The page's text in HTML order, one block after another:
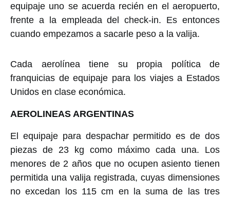
equipaje uno se acuerda recién en el aeropuerto,
frente a la empleada del check-in. Es entonces
cuando empezamos a sacarle peso a la valija.
Cada aerolínea tiene su propia política de
franquicias de equipaje para los viajes a Estados
Unidos en clase económica.
AEROLINEAS ARGENTINAS
El equipaje para despachar permitido es de dos
piezas de 23 kg como máximo cada una. Los
menores de 2 años que no ocupen asiento tienen
permitida una valija registrada, cuyas dimensiones
no excedan los 115 cm en la suma de las tres